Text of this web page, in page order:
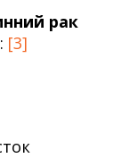
рак
[3]